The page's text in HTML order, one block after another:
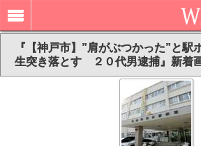
『【神戸市】”肩がぶつかった”と
生突き落とす ２０代男逮捕』新着